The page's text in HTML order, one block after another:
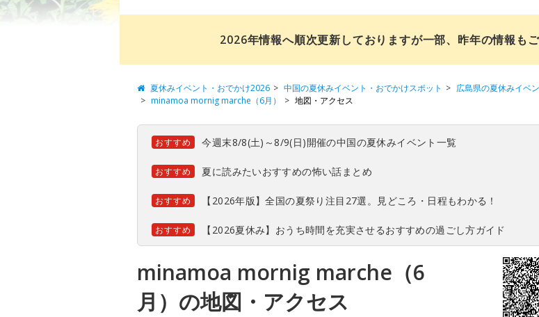
2026年情報へ順次更新しておりますが一部、昨年の情報も
夏休みイベント・おでかけ2026 中国の夏休みイベント・おでかけスポット 広島県の夏休みイベ
minamoa mornig marche（6月）
地図・アクセス
おすすめ 今週末8/8(土)～8/9(日)開催の中国の夏休みイベント一覧
おすすめ 夏に読みたいおすすめの怖い話まとめ
おすすめ 【2026年版】全国の夏祭り注目27選。見どころ・日程もわかる！
おすすめ 【2026夏休み】おうち時間を充実させるおすすめの過ごし方ガイド
minamoa mornig marche（6
月）の地図・アクセス